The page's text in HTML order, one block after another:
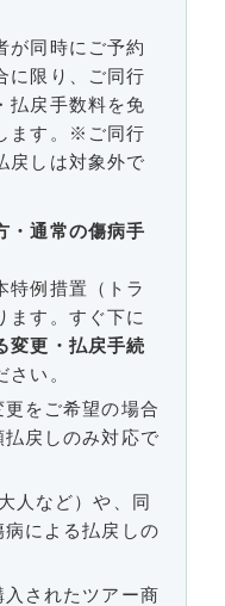
が同時にご予約
に限り、ご同行
払戻手数料を免
ます。※ご同行
戻しは対象外で
・通常の傷病手
特例措置（トラ
ます。すぐ下に
変更・払戻手続
い。
をご希望の場合
払戻しのみ対応で
人など）や、同
による払戻しの
されたツアー商